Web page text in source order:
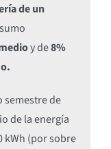
de un
y de8%
semestre de
de la energía
kWh (por sobre